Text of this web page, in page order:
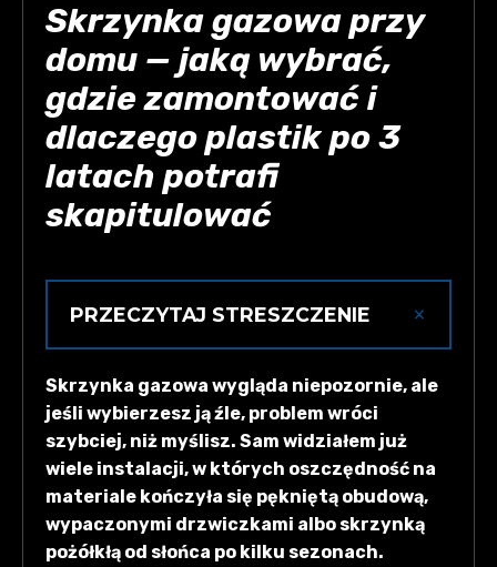
Skrzynka gazowa przy
domu — jaką wybrać,
gdzie zamontować i
dlaczego plastik po 3
latach potrafi
skapitulować
PRZECZYTAJ STRESZCZENIE ×
musi być dobrana do rzeczywistego
wyposażenia instalacji, inaczej serwis
stanie się udręką. Plastik jest tańszy, ale
po dwóch zimach i trzech upalnych
miesiącach traci elastyczność i pęka;
stalowa (malowana proszkowo lub
nierdzewna) kosztuje nieco więcej w zł,
Skrzynka gazowa wygląda niepozornie, ale
jeśli wybierzesz ją źle, problem wróci
szybciej, niż myślisz. Sam widziałem już
wiele instalacji, w których oszczędność na
materiale kończyła się pękniętą obudową,
wypaczonymi drzwiczkami albo skrzynką
pożółkłą od słońca po kilku sezonach.